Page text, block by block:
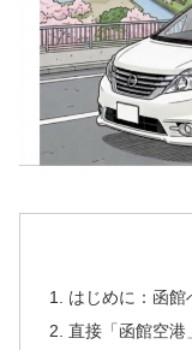
はじめに：函館
直接「函館空港